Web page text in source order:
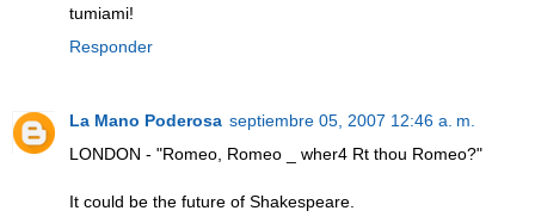
tumiami!
Responder
La Mano Poderosa septiembre 05, 2007 12:46 a. m.
LONDON - "Romeo, Romeo _ wher4 Rt thou Romeo?"
It could be the future of Shakespeare.